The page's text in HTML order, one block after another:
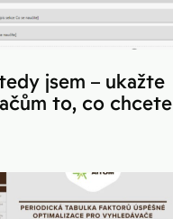
jsem – ukažte
to, co chcete